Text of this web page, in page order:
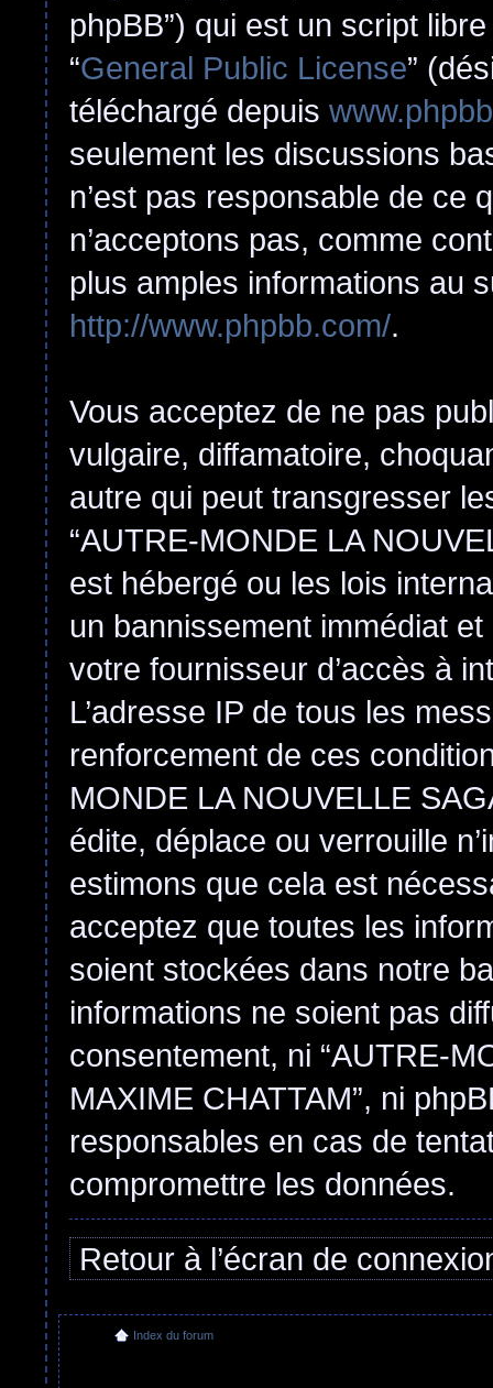
phpBB”) qui est un script
“General Public License”
téléchargé depuis
seulement les discussions
n’est pas responsable de ce
n’acceptons pas, comme
plus amples informations au
http://www.phpbb.com/.
Vous acceptez de ne pas
vulgaire, diffamatoire,
autre qui peut transgresser
“AUTRE-MONDE LA
est hébergé ou les lois
un bannissement immédiat
votre fournisseur d’accès à
L’adresse IP de tous les
renforcement de ces
MONDE LA NOUVELLE
édite, déplace ou verrouille
estimons que cela est
acceptez que toutes les
soient stockées dans notre
informations ne soient pas
consentement, ni “AUTRE-
MAXIME CHATTAM”, ni
responsables en cas de
compromettre les données.
Retour à l’écran de
Index du forum